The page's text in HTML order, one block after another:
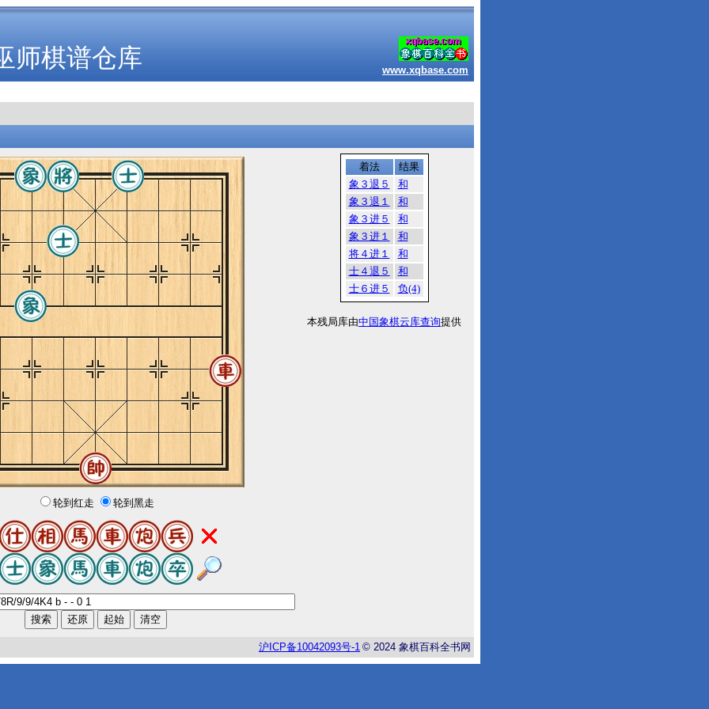
师棋谱仓库 www.xqbase.com
轮到红走 轮到黑走
着法
结果
象３退５
和
象３退１
和
象３进５
和
象３进１
和
将４进１
和
士４退５
和
士６进５
负(4)
本残局库由中国象棋云库查询提供
沪 ICP备10042093号-1 © 2024 象棋百科全书网